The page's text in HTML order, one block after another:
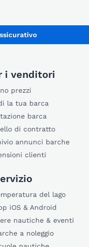
i venditori
prezzi
la tua barca
barca
di contratto
annunci barche
clienti
del lago
iOS & Android
nautiche & eventi
a noleggio